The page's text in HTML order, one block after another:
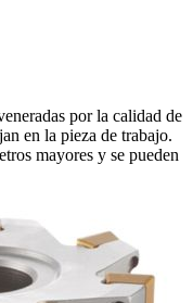
por la calidad de
en la pieza de trabajo.
mayores y se pueden